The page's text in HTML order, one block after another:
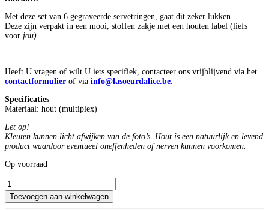
Met deze set van 6 gegraveerde servetringen, gaat dit zeker lukken.
Deze zijn verpakt in een mooi, stoffen zakje met een houten label (liefs
voor jou).
Heeft U vragen of wilt U iets specifiek, contacteer ons vrijblijvend via het
contactformulier of via info@lasoeurdalice.be.
Specificaties
Materiaal: hout (multiplex)
Let op!
Kleuren kunnen licht afwijken van de foto’s. Hout is een natuurlijk en levend
product waardoor eventueel oneffenheden of nerven kunnen voorkomen.
Op voorraad
Set
van
6
Toevoegen aan winkelwagen